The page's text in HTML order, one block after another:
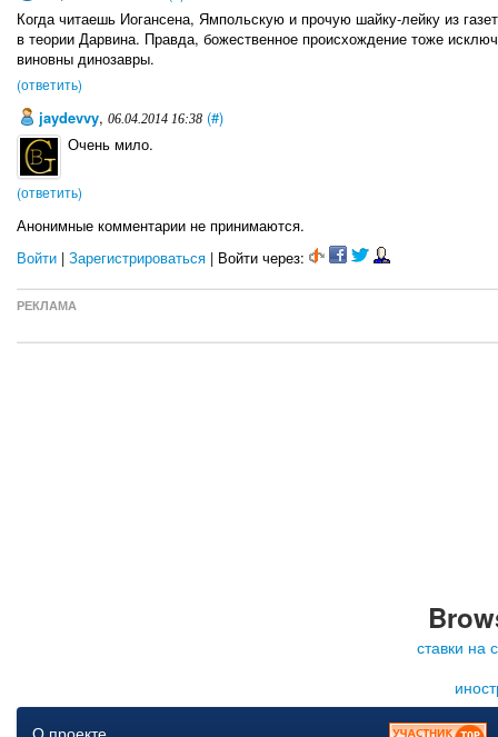
Когда читаешь Иогансена, Ямпольскую и прочую шайку-лейку из
в теории Дарвина. Правда, божественное происхождение тоже
виновны динозавры.
(ответить)
jaydevvy, 06.04.2014 16:38 (#)
Очень мило.
(ответить)
Анонимные комментарии не принимаются.
Войти | Зарегистрироваться | Войти через:
РЕКЛАМА
ставки на
О проекте